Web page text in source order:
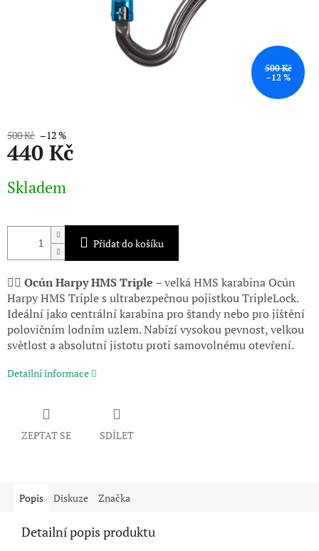
500 Kč
–12 %
500 Kč –12 %
440 Kč
cena:
Skladem
Přidat do košíku
🧗‍♂️ Ocún Harpy HMS Triple –velká HMS karabina Ocún
Harpy HMS Triple s ultrabezpečnou pojistkou TripleLock.
Ideální jako centrální karabina pro štandy nebo pro jištění
polovičním lodním uzlem. Nabízí vysokou pevnost, velkou
světlost a absolutní jistotu proti samovolnému otevření.
Detailní informace
ZEPTAT SE SDÍLET
Popis Diskuze Značka
Detailní popis produktu